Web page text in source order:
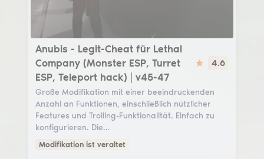
Anubis
Anubis - Legit-Cheat für Lethal
Company (Monster ESP, Turret
ESP, Teleport hack) | v45-47
4.6
Große Modifikation mit einer beeindruckenden
Anzahl an Funktionen, einschließlich nützlicher
Features und Trolling-Funktionalität. Einfach zu
konfigurieren. Die…
Modifikation ist veraltet